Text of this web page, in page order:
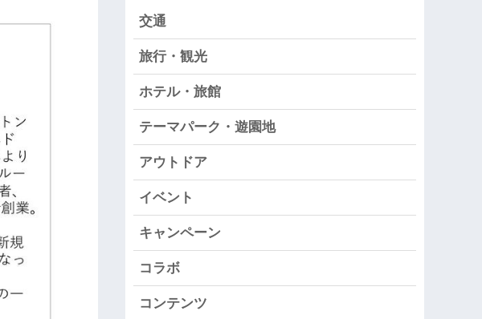
交通
旅行・観光
ホテル・旅館
テーマパーク・遊園地
アウトドア
イベント
キャンペーン
コラボ
コンテンツ